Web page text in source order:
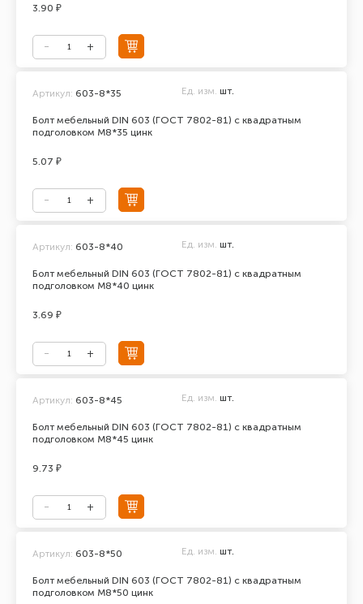
3.90 ₽
Болт мебельный DIN 603 (ГОСТ 7802-81) с квадратным
подголовком М8*35 цинк
Артикул: 603-8*35 Ед. изм. шт.
5.07 ₽
Болт мебельный DIN 603 (ГОСТ 7802-81) с квадратным
подголовком М8*40 цинк
Артикул: 603-8*40 Ед. изм. шт.
3.69 ₽
Болт мебельный DIN 603 (ГОСТ 7802-81) с квадратным
подголовком М8*45 цинк
Артикул: 603-8*45 Ед. изм. шт.
9.73 ₽
Болт мебельный DIN 603 (ГОСТ 7802-81) с квадратным
подголовком М8*50 цинк
Артикул: 603-8*50 Ед. изм. шт.